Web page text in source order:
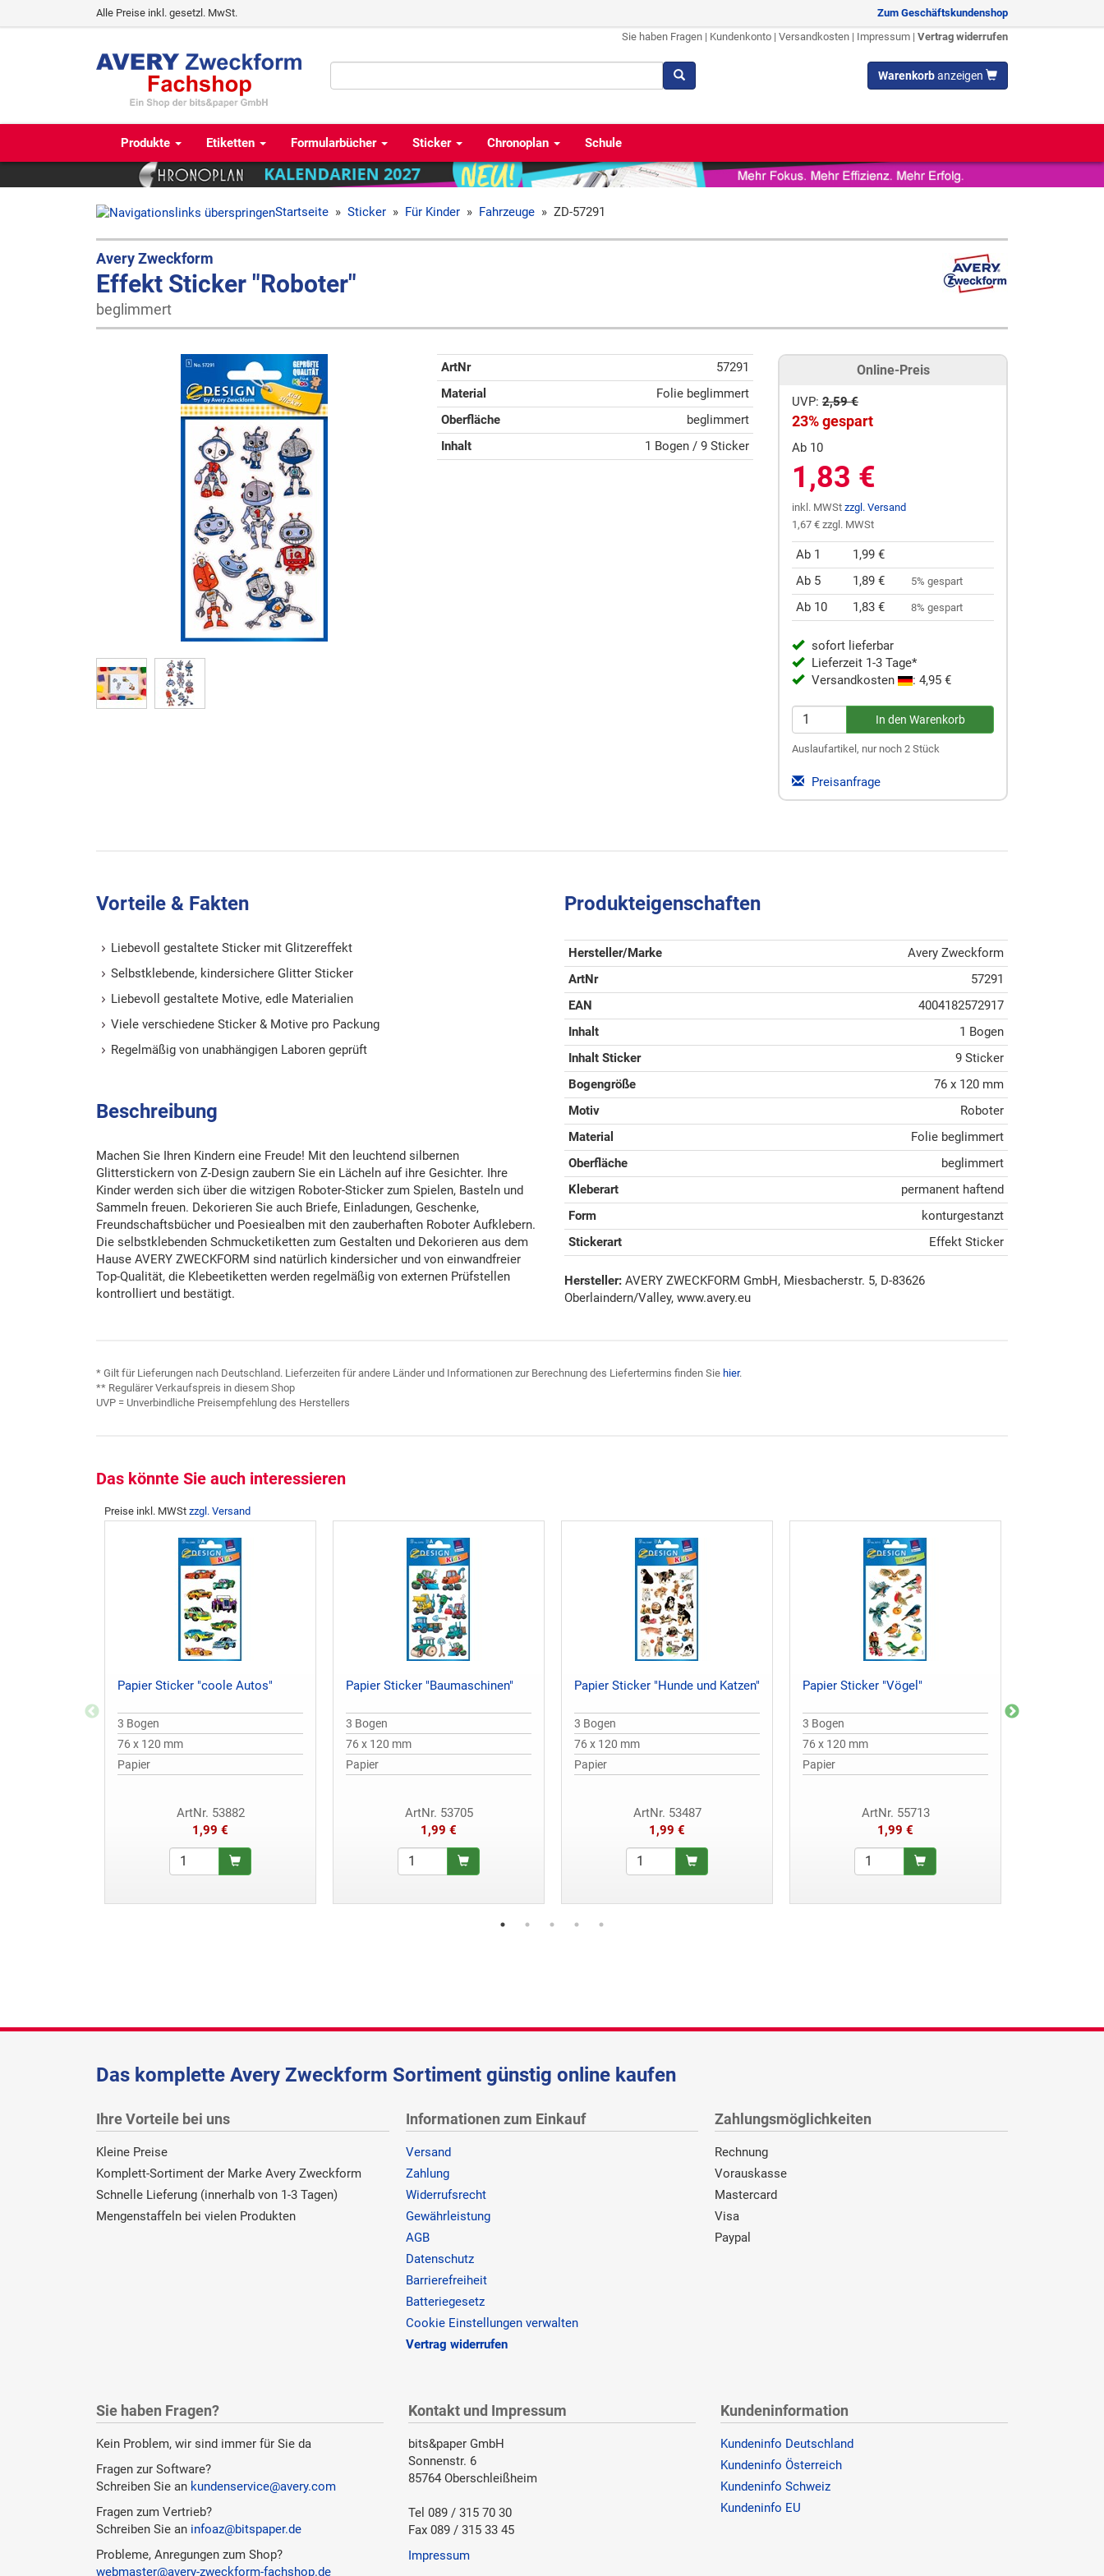
Alle Preise inkl. gesetzl. MwSt.
Zum Geschäftskundenshop
Sie haben Fragen | Kundenkonto | Versandkosten | Impressum | Vertrag widerrufen
Warenkorbanzeigen
Produkte Etiketten Formularbücher Sticker Chronoplan Schule
Startseite » Sticker » Für Kinder » Fahrzeuge » ZD-57291
Avery Zweckform
Effekt Sticker "Roboter"
beglimmert
ArtNr
57291
Material
Folie beglimmert
Oberfläche
beglimmert
Inhalt
1 Bogen / 9 Sticker
Online-Preis
UVP: 2,59 €
23% gespart
Ab 10
1,83 €
inkl. MWSt zzgl. Versand
1,67 € zzgl. MWSt
Ab 1
1,99 €
Ab 5
1,89 € 5% gespart
Ab 10 1,83 € 8% gespart
sofort lieferbar
Lieferzeit 1-3 Tage*
Versandkosten
: 4,95 €
Auslaufartikel, nur noch 2 Stück
Preisanfrage
Vorteile & Fakten
Liebevoll gestaltete Sticker mit Glitzereffekt
Selbstklebende, kindersichere Glitter Sticker
Liebevoll gestaltete Motive, edle Materialien
Viele verschiedene Sticker & Motive pro Packung
Regelmäßig von unabhängigen Laboren geprüft
Beschreibung
Machen Sie Ihren Kindern eine Freude! Mit den leuchtend silbernen
Glitterstickern von Z-Design zaubern Sie ein Lächeln auf ihre Gesichter. Ihre
Kinder werden sich über die witzigen Roboter-Sticker zum Spielen, Basteln und
Sammeln freuen. Dekorieren Sie auch Briefe, Einladungen, Geschenke,
Freundschaftsbücher und Poesiealben mit den zauberhaften Roboter Aufklebern.
Die selbstklebenden Schmucketiketten zum Gestalten und Dekorieren aus dem
Hause AVERY ZWECKFORM sind natürlich kindersicher und von einwandfreier
Top-Qualität, die Klebeetiketten werden regelmäßig von externen Prüfstellen
kontrolliert und bestätigt.
Produkteigenschaften
Hersteller/Marke
Avery Zweckform
ArtNr
57291
EAN
4004182572917
Inhalt
1 Bogen
Inhalt Sticker
9 Sticker
Bogengröße
76 x 120 mm
Motiv
Roboter
Material
Folie beglimmert
Oberfläche
beglimmert
Kleberart
permanent haftend
Form
konturgestanzt
Stickerart
Effekt Sticker
Hersteller: AVERY ZWECKFORM GmbH, Miesbacherstr. 5, D-83626
Oberlaindern/Valley, www.avery.eu
* Gilt für Lieferungen nach Deutschland. Lieferzeiten für andere Länder und Informationen zur Berechnung des Liefertermins finden Sie hier.
** Regulärer Verkaufspreis in diesem Shop
UVP = Unverbindliche Preisempfehlung des Herstellers
Das könnte Sie auch interessieren
Preise inkl. MWSt zzgl. Versand
Papier Sticker "coole Autos"
3 Bogen
76 x 120 mm
Papier
ArtNr. 53882
1,99 €
Papier Sticker "Baumaschinen"
3 Bogen
76 x 120 mm
Papier
ArtNr. 53705
1,99 €
Papier Sticker "Hunde und Katzen"
3 Bogen
76 x 120 mm
Papier
ArtNr. 53487
1,99 €
Papier Sticker "Vögel"
3 Bogen
76 x 120 mm
Papier
ArtNr. 55713
1,99 €
Das komplette Avery Zweckform Sortiment günstig online kaufen
Ihre Vorteile bei uns
Kleine Preise
Komplett-Sortiment der Marke Avery Zweckform
Schnelle Lieferung (innerhalb von 1-3 Tagen)
Mengenstaffeln bei vielen Produkten
Informationen zum Einkauf
Versand
Zahlung
Widerrufsrecht
Gewährleistung
AGB
Datenschutz
Barrierefreiheit
Batteriegesetz
Cookie Einstellungen verwalten
Vertrag widerrufen
Zahlungsmöglichkeiten
Rechnung
Vorauskasse
Mastercard
Visa
Paypal
Sie haben Fragen?
Kein Problem, wir sind immer für Sie da
Fragen zur Software?
Schreiben Sie an kundenservice@avery.com
Fragen zum Vertrieb?
Schreiben Sie an infoaz@bitspaper.de
Probleme, Anregungen zum Shop?
webmaster@avery-zweckform-fachshop.de
Kontakt und Impressum
bits&paper GmbH
Sonnenstr. 6
85764 Oberschleißheim
Tel 089 / 315 70 30
Fax 089 / 315 33 45
Impressum
Kundeninformation
Kundeninfo Deutschland
Kundeninfo Österreich
Kundeninfo Schweiz
Kundeninfo EU